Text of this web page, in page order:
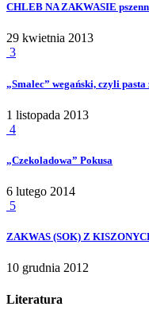
CHLEB NA ZAKWASIE
29 kwietnia 2013
3
„Smalec” wegański, czyli
1 listopada 2013
4
„Czekoladowa” Pokusa
6 lutego 2014
5
ZAKWAS (SOK) Z
10 grudnia 2012
Literatura